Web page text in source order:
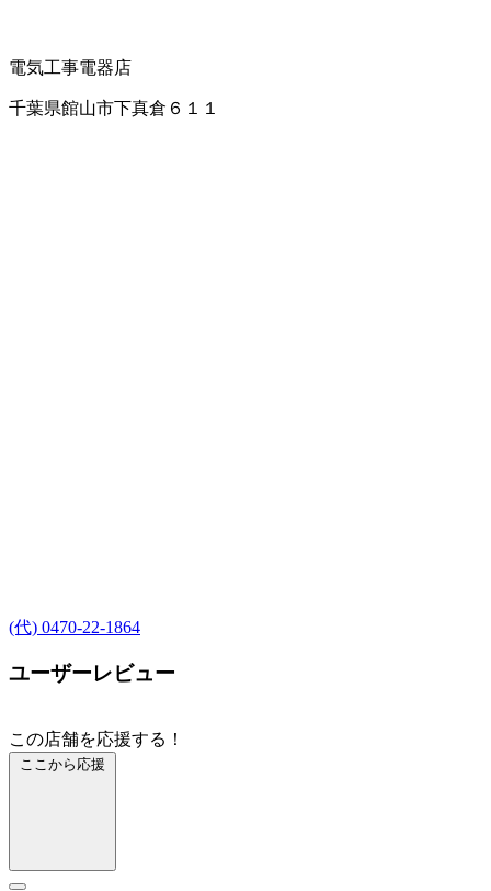
電気工事電器店
千葉県館山市下真倉６１１
(代) 0470-22-1864
ユーザーレビュー
この店舗を応援する！
ここから応援